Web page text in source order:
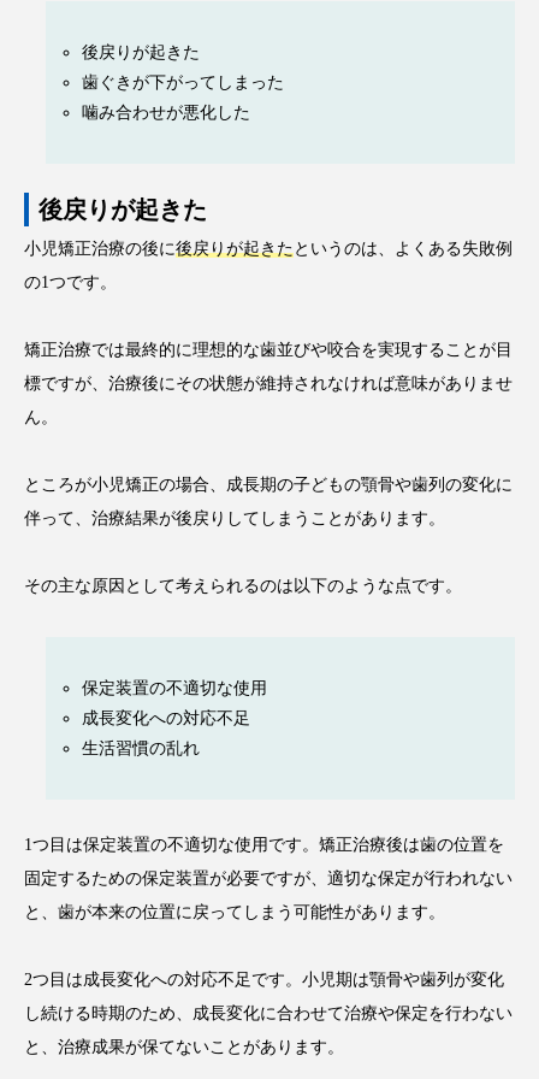
後戻りが起きた
歯ぐきが下がってしまった
噛み合わせが悪化した
後戻りが起きた
小児矯正治療の後に後戻りが起きたというのは、よくある失敗例
の1つです。
矯正治療では最終的に理想的な歯並びや咬合を実現することが目
標ですが、治療後にその状態が維持されなければ意味がありませ
ん。
ところが小児矯正の場合、成長期の子どもの顎骨や歯列の変化に
伴って、治療結果が後戻りしてしまうことがあります。
その主な原因として考えられるのは以下のような点です。
保定装置の不適切な使用
成長変化への対応不足
生活習慣の乱れ
1つ目は保定装置の不適切な使用です。矯正治療後は歯の位置を
固定するための保定装置が必要ですが、適切な保定が行われない
と、歯が本来の位置に戻ってしまう可能性があります。
2つ目は成長変化への対応不足です。小児期は顎骨や歯列が変化
し続ける時期のため、成長変化に合わせて治療や保定を行わない
と、治療成果が保てないことがあります。